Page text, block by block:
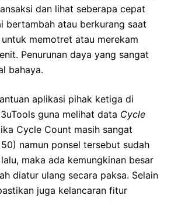
dan lihat seberapa cepat
bertambah atau berkurang saat
memotret atau merekam
Penurunan daya yang sangat
bahaya.
aplikasi pihak ketiga di
guna melihat data Cycle
Cycle Count masih sangat
namun ponsel tersebut sudah
maka ada kemungkinan besar
diatur ulang secara paksa. Selain
juga kelancaran fitur